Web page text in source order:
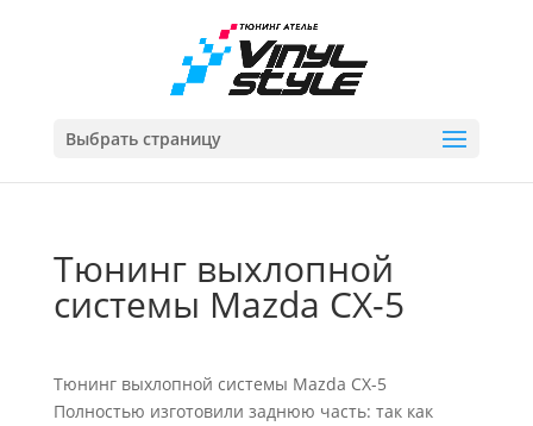
Выбрать страницу
Тюнинг выхлопной
системы Mazda CX-5
Тюнинг выхлопной системы Mazda CX-5
Полностью изготовили заднюю часть: так как